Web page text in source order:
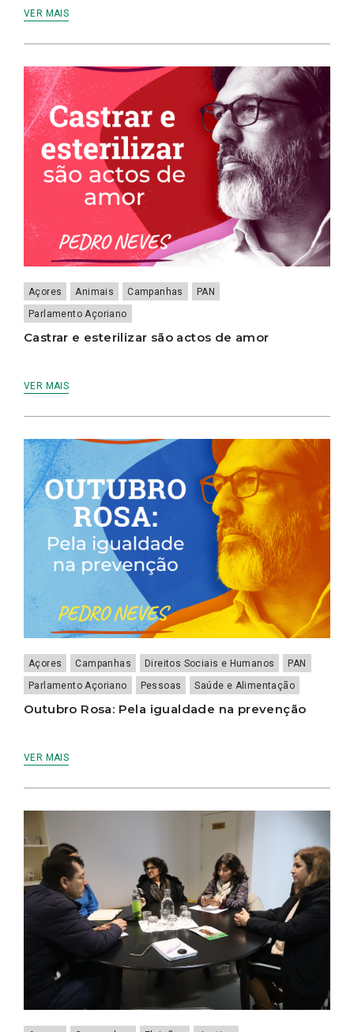
VER MAIS
Açores Animais Campanhas
PAN
Parlamento Açoriano
Castrar e esterilizar são actos de amor
VER MAIS
Açores Campanhas Direitos Sociais e Humanos
PAN
Parlamento Açoriano
Pessoas Saúde e Alimentação
Outubro Rosa: Pela igualdade na prevenção
VER MAIS